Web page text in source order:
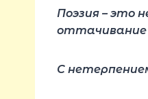
Поэзия – это
С